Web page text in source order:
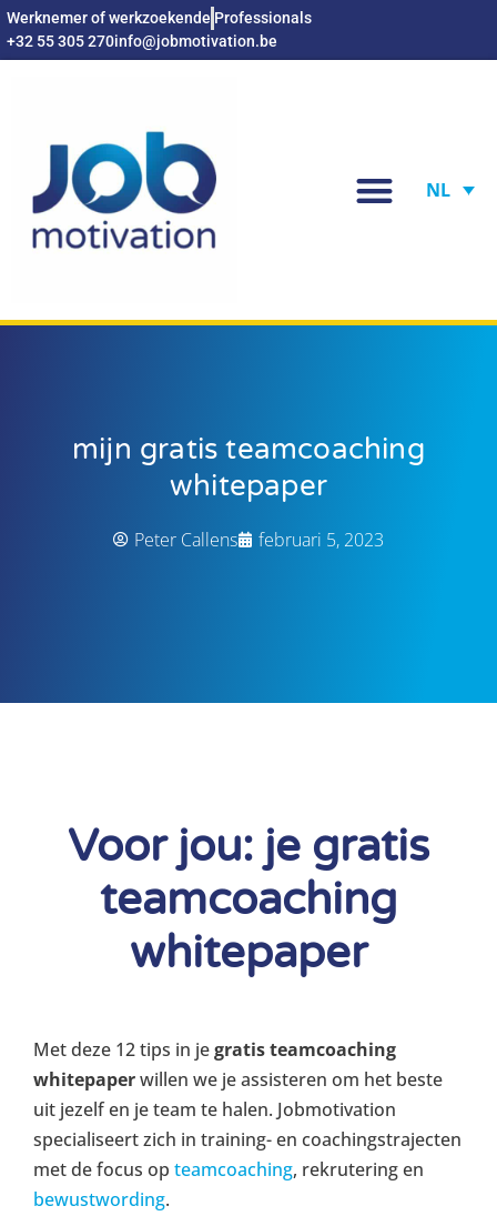
Werknemer of werkzoekende Professionals
+32 55 305 270info@jobmotivation.be
NL
mijn gratis teamcoaching
whitepaper
Peter Callens februari 5, 2023
Voor jou: je gratis
teamcoaching
whitepaper
Met deze 12 tips in jegratis teamcoaching
whitepaperwillen we je assisteren om het beste
uit jezelf en je team te halen. Jobmotivation
specialiseert zich in training- en coachingstrajecten
met de focus op teamcoaching, rekrutering en
bewustwording.